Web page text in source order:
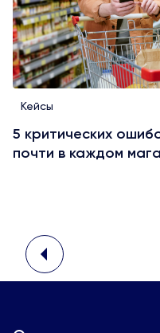
Кейсы
5 критических
почти в каждом